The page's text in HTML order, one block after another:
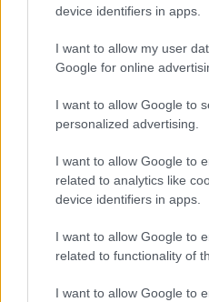
device identifiers in apps.
I want to allow my user
Google for online
I want to allow Google to
personalized advertising.
I want to allow Google to
related to analytics like
device identifiers in apps.
I want to allow Google to
related to functionality of
I want to allow Google to
Μάθε πρώτος
ειδήσεις.
Βάλε το
αναζήτησης της
Δημοφιλείς